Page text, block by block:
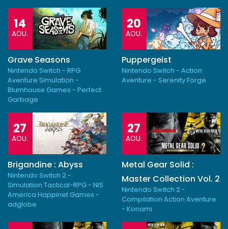
14
AOU.
Grave Seasons
Nintendo Switch - RPG
Aventure Simulation -
Blumhouse Games - Perfect
Garbage
20
AOU.
Puppergeist
Nintendo Switch - Action
Aventure - Serenity Forge
27
AOU.
Brigandine : Abyss
Nintendo Switch 2 -
Simulation Tactical-RPG - NIS
America Happinet Games -
adglobe
27
AOU.
Metal Gear Solid :
Master Collection Vol. 2
Nintendo Switch 2 -
Compilation Action Aventure
- Konami